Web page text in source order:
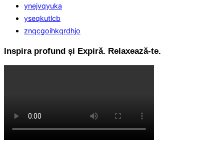
ynejvqyuka
yseqkutlcb
znqcgoihkqrdhjo
Inspira profund și Expiră. Relaxează-te.